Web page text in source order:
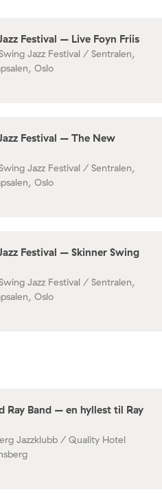
Festival – Live Foyn Friis
Jazz Festival / Sentralen,
Oslo
Festival – The New
Jazz Festival / Sentralen,
Oslo
Festival – Skinner Swing
Jazz Festival / Sentralen,
Oslo
Ray Band – en hyllest til Ray
Jazzklubb / Quality Hotel